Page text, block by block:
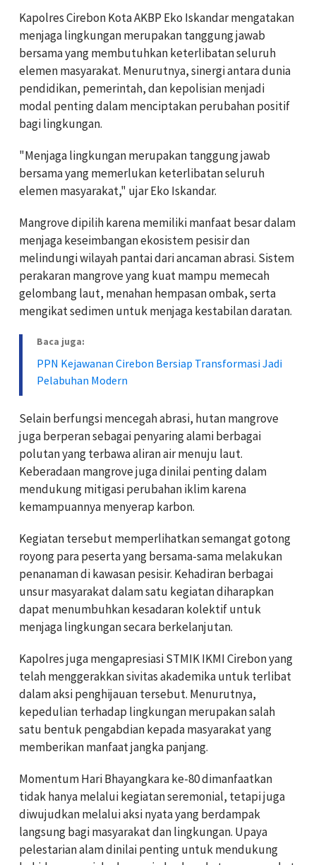
Kapolres Cirebon Kota AKBP Eko Iskandar mengatakan
menjaga lingkungan merupakan tanggung jawab
bersama yang membutuhkan keterlibatan seluruh
elemen masyarakat. Menurutnya, sinergi antara dunia
pendidikan, pemerintah, dan kepolisian menjadi
modal penting dalam menciptakan perubahan positif
bagi lingkungan.
"Menjaga lingkungan merupakan tanggung jawab
bersama yang memerlukan keterlibatan seluruh
elemen masyarakat," ujar Eko Iskandar.
Mangrove dipilih karena memiliki manfaat besar dalam
menjaga keseimbangan ekosistem pesisir dan
melindungi wilayah pantai dari ancaman abrasi. Sistem
perakaran mangrove yang kuat mampu memecah
gelombang laut, menahan hempasan ombak, serta
mengikat sedimen untuk menjaga kestabilan daratan.
Baca juga:
PPN Kejawanan Cirebon Bersiap Transformasi Jadi
Pelabuhan Modern
Selain berfungsi mencegah abrasi, hutan mangrove
juga berperan sebagai penyaring alami berbagai
polutan yang terbawa aliran air menuju laut.
Keberadaan mangrove juga dinilai penting dalam
mendukung mitigasi perubahan iklim karena
kemampuannya menyerap karbon.
Kegiatan tersebut memperlihatkan semangat gotong
royong para peserta yang bersama-sama melakukan
penanaman di kawasan pesisir. Kehadiran berbagai
unsur masyarakat dalam satu kegiatan diharapkan
dapat menumbuhkan kesadaran kolektif untuk
menjaga lingkungan secara berkelanjutan.
Kapolres juga mengapresiasi STMIK IKMI Cirebon yang
telah menggerakkan sivitas akademika untuk terlibat
dalam aksi penghijauan tersebut. Menurutnya,
kepedulian terhadap lingkungan merupakan salah
satu bentuk pengabdian kepada masyarakat yang
memberikan manfaat jangka panjang.
Momentum Hari Bhayangkara ke-80 dimanfaatkan
tidak hanya melalui kegiatan seremonial, tetapi juga
diwujudkan melalui aksi nyata yang berdampak
langsung bagi masyarakat dan lingkungan. Upaya
pelestarian alam dinilai penting untuk mendukung